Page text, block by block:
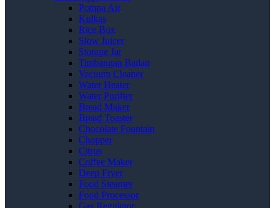
Pompa Air
Kulkas
Rice Box
Slow Juicer
Storage Jar
Timbangan Badan
Vacuum Cleaner
Water Heater
Water Purifier
Bread Maker
Bread Toaster
Chocolate Fountain
Chopper
Citrus
Coffee Maker
Deep Fryer
Food Steamer
Food Processor
Gas Regulator